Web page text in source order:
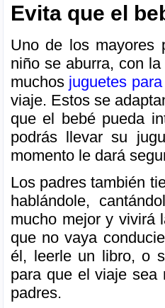
Evita que el
Uno de los mayores
niño se aburra, con
muchos juguetes
viaje. Estos se
que el bebé pueda
podrás llevar su
momento le dará
Los padres también
hablándole,
mucho mejor y vivirá
que no vaya
él, leerle un libro, o
para que el viaje sea
padres.